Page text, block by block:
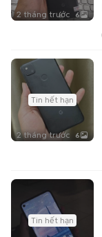
2 tháng trước 6
Tin hết hạn
2 tháng trước 6
Tin hết hạn